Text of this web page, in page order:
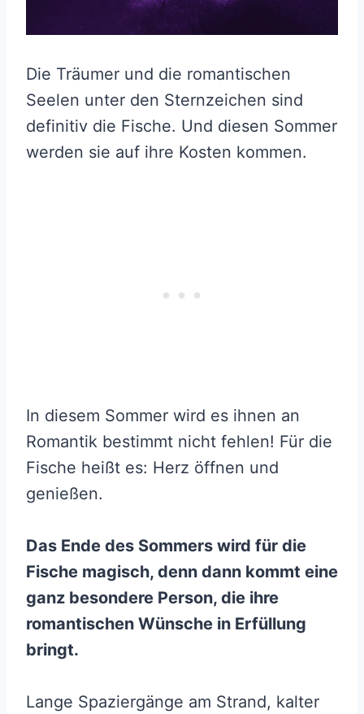
Die Träumer und die romantischen
Seelen unter den Sternzeichen sind
definitiv die Fische. Und diesen Sommer
werden sie auf ihre Kosten kommen.
In diesem Sommer wird es ihnen an
Romantik bestimmt nicht fehlen! Für die
Fische heißt es: Herz öffnen und
genießen.
Das Ende des Sommers wird für die
Fische magisch, denn dann kommt eine
ganz besondere Person, die ihre
romantischen Wünsche in Erfüllung
bringt.
Lange Spaziergänge am Strand, kalter